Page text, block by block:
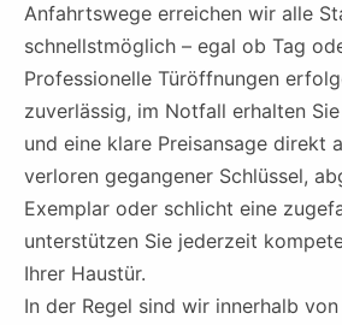
Anfahrtswege erreichen wir alle
schnellstmöglich – egal ob Tag
Professionelle Türöffnungen
zuverlässig, im Notfall erhalten
und eine klare Preisansage direkt
verloren gegangener Schlüssel,
Exemplar oder schlicht eine
unterstützen Sie jederzeit
Ihrer Haustür.
In der Regel sind wir innerhalb